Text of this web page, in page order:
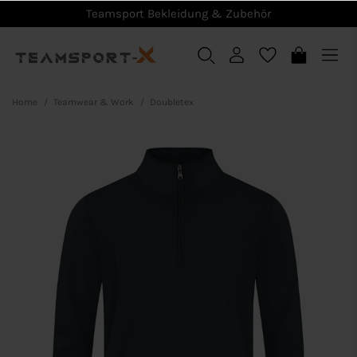
Teamsport Bekleidung & Zubehör
Home Teamwear & Work Doubletex